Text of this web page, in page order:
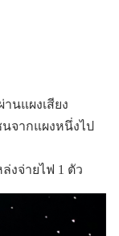
นแผงเสียง
นจากแผงหนึ่งไป
งจ่ายไฟ 1 ตัว